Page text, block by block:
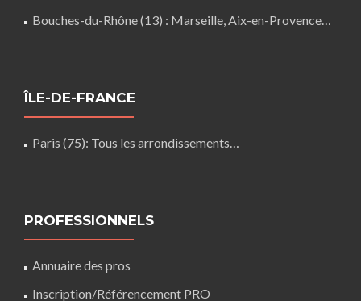
Bouches-du-Rhône (13) : Marseille, Aix-en-Provence…
ÎLE-DE-FRANCE
Paris (75): Tous les arrondissements…
PROFESSIONNELS
Annuaire des pros
Inscription/Référencement PRO